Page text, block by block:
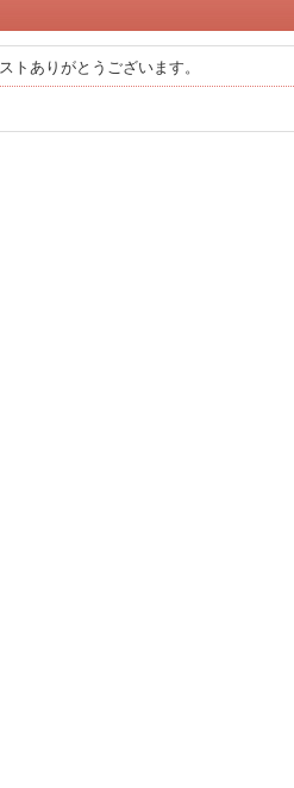
トありがとうございます。